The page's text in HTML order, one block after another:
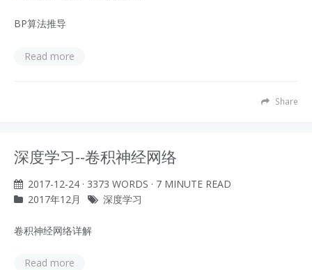
BP算法推导
Read more
Share
深度学习--卷积神经网络
2017-12-24 · 3373 WORDS · 7 MINUTE READ
2017年12月
深度学习
卷积神经网络详解
Read more